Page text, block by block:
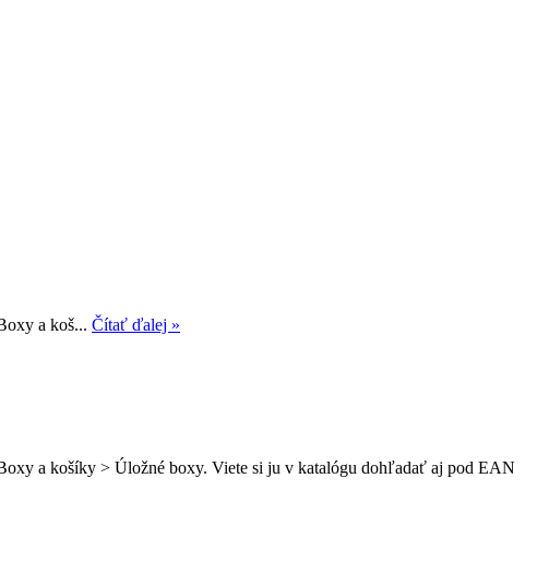
a koš... Čítať ďalej »
a košíky > Úložné boxy. Viete si ju v katalógu dohľadať aj pod EAN